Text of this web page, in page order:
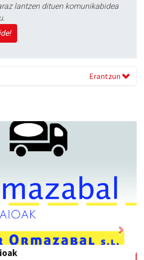
lantzen dituen komunikabidea
Erantzun
Next